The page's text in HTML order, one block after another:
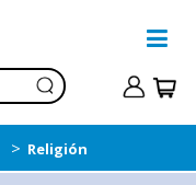
> Religión